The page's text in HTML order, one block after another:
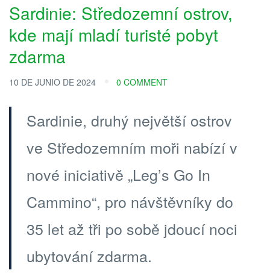
Sardinie: Středozemní ostrov,
kde mají mladí turisté pobyt
zdarma
10 DE JUNIO DE 2024 0 COMMENT
Sardinie, druhý největší ostrov
ve Středozemním moři nabízí v
nové iniciativě „Leg’s Go In
Cammino“, pro návštěvníky do
35 let až tři po sobě jdoucí noci
ubytování zdarma.